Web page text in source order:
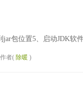
包位置5、启动JDK软
作者( 除暖 )